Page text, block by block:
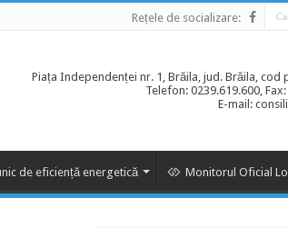
Rețele de socializare:
Piața Independenței nr. 1, Brăila, jud. Brăila, cod
Telefon: 0239.619.600,
E-mail:
de eficiență energetică Monitorul Oficial